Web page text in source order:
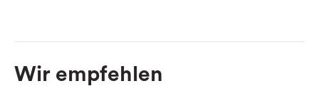
Wir empfehlen